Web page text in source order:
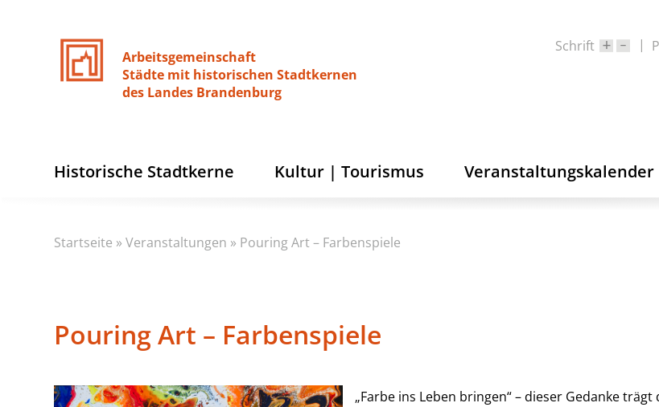
Arbeitsgemeinschaft
Städte mit historischen Stadtkernen
des Landes Brandenburg
Schrift
Historische Stadtkerne Kultur | Tourismus Veranstaltungskalender
Startseite »Veranstaltungen » Pouring Art – Farbenspiele
Pouring Art – Farbenspiele
„Farbe ins Leben bringen“ – dieser Gedanke